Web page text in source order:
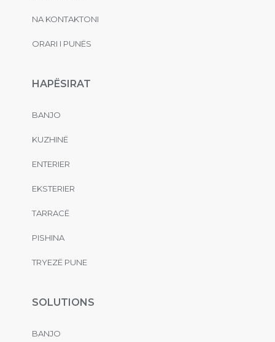
NA KONTAKTONI
ORARI I PUNËS
HAPËSIRAT
BANJO
KUZHINË
ENTERIER
EKSTERIER
TARRACË
PISHINA
TRYEZË PUNE
SOLUTIONS
BANJO